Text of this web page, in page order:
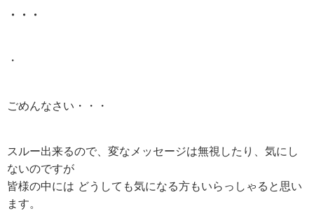
・・・
・
ごめんなさい・・・
スルー出来るので、変なメッセージは無視したり、気にし
ないのですが
皆様の中には どうしても気になる方もいらっしゃると思い
ます。